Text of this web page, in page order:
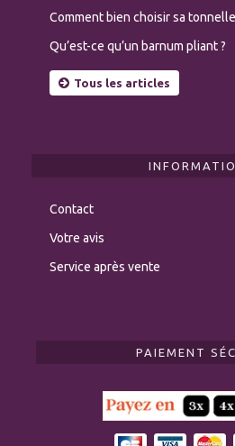
Comment bien choisir sa
Qu’est-ce qu’un barnum pliant ?
Tous les articles
Contact
Votre avis
Service après vente
PAIEMENT